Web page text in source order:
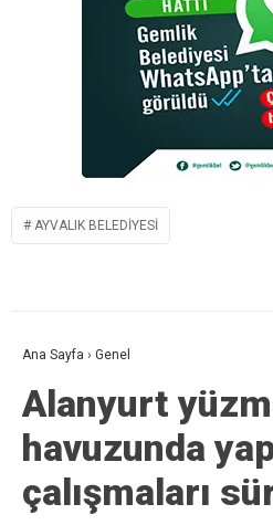
AYVALIK BELEDIYESI
Ana Sayfa › Genel
Alanyurt
havuzunda
çalışmaları